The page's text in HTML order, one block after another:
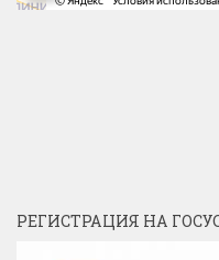
РЕГИСТРАЦИЯ НА